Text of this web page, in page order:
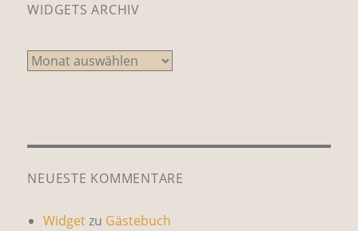
WIDGETS ARCHIV
Widgets
Archiv
NEUESTE KOMMENTARE
Widgetzu Gästebuch